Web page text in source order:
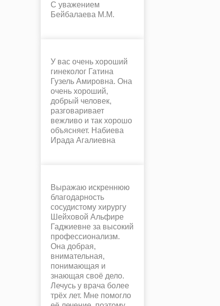
С уважением
Бейбалаева М.М.
У вас очень хороший
гинеколог Гатина
Гузель Амировна. Она
очень хороший,
добрый человек,
разговаривает
вежливо и так хорошо
объясняет. Набиева
Ирада Агалиевна
Выражаю искреннюю
благодарность
сосудистому хирургу
Шейховой Альфире
Гаджиевне за высокий
профессионализм.
Она добрая,
внимательная,
понимающая и
знающая своё дело.
Лечусь у врача более
трёх лет. Мне помогло